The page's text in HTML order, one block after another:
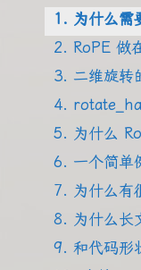
1. 为什么需
2. RoPE 做
3. 二维旋转
4.
5. 为什么
6. 一个简单
7. 为什么有
8. 为什么长
9. 和代码形